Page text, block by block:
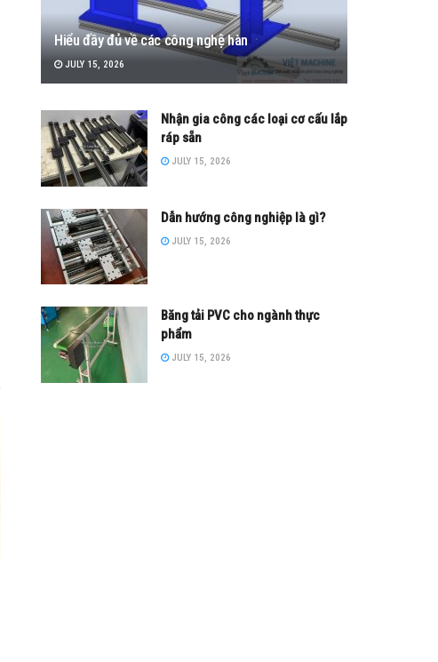
Hiểu đầy đủ về các công nghệ hàn
JULY 15, 2026
Nhận gia công các loại cơ cấu lắp
ráp sẵn
JULY 15, 2026
Dẫn hướng công nghiệp là gì?
JULY 15, 2026
Băng tải PVC cho ngành thực
phẩm
JULY 15, 2026